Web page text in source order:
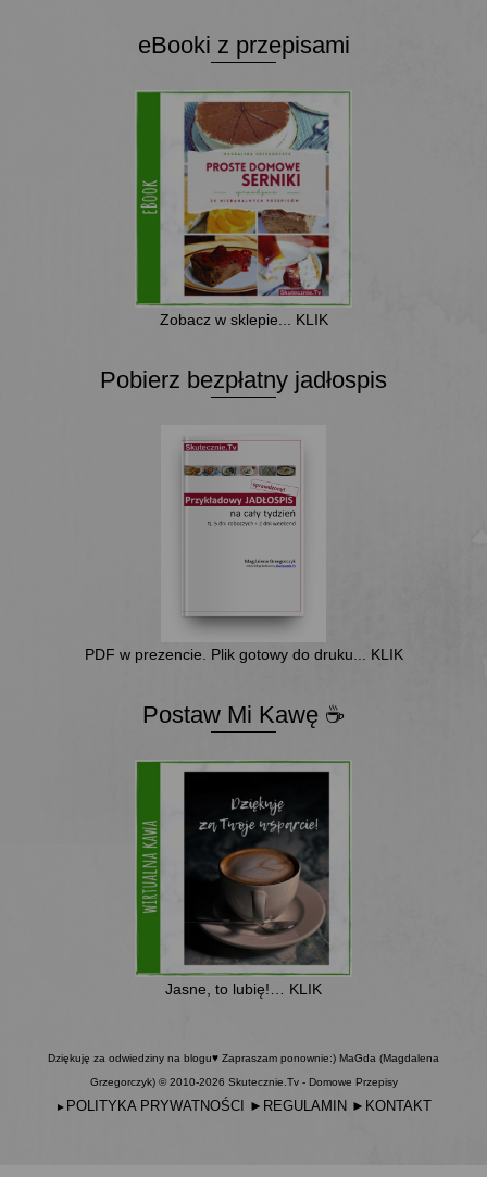
eBooki z przepisami
Zobacz w sklepie... KLIK
Pobierz bezpłatny jadłospis
PDF w prezencie. Plik gotowy do druku... KLIK
Postaw Mi Kawę ☕
Jasne, to lubię!… KLIK
Dziękuję za odwiedziny na blogu♥ Zapraszam ponownie:) MaGda (Magdalena
Grzegorczyk) © 2010-2026 Skutecznie.Tv - Domowe Przepisy
► POLITYKA PRYWATNOŚCI ► REGULAMIN ► KONTAKT